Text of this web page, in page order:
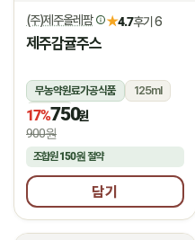
(주)제주올레팜 ★4.7후기 6
제주감귤주스
무농약원료가공식품
125ml
상온
17%750원
900원
조합원150원 절약
담기